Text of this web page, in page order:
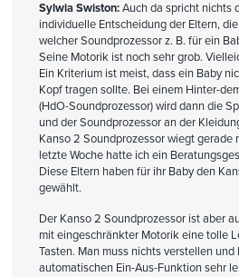
Sylwia Swiston:Auch da spricht nichts
individuelle Entscheidung der Eltern,
welcher Soundprozessor z. B. für ein
Seine Motorik ist noch sehr grob.
Ein Kriterium ist meist, dass ein Baby
Kopf tragen sollte. Bei einem Hinter-
(HdO-Soundprozessor) wird dann die
und der Soundprozessor an der
Kanso 2 Soundprozessor wiegt gerade
letzte Woche hatte ich ein
Diese Eltern haben für ihr Baby den
gewählt.
Der Kanso 2 Soundprozessor ist aber
mit eingeschränkter Motorik eine tolle
Tasten. Man muss nichts verstellen
automatischen Ein-Aus-Funktion sehr